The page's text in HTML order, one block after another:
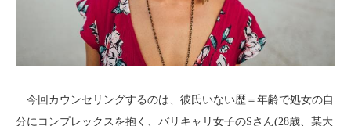
今回カウンセリングするのは、彼氏いない歴＝年齢で処女の自
分にコンプレックスを抱く、バリキャリ女子のSさん(28歳、某大